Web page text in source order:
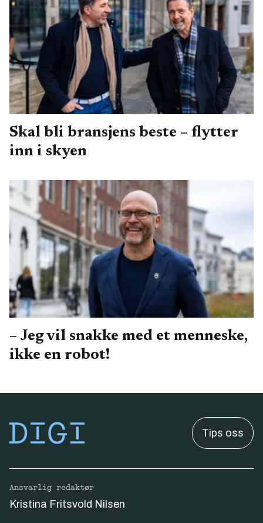
Skal bli bransjens beste – flytter
inn i skyen
– Jeg vil snakke med et menneske,
ikke en robot!
Tips oss
Ansvarlig redaktør
Kristina Fritsvold Nilsen